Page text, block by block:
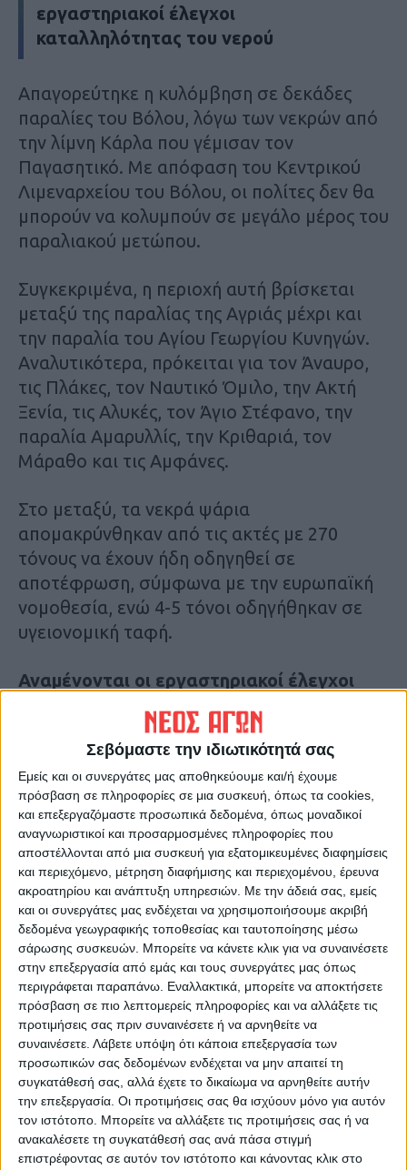
Σεβόμαστε την ιδιωτικότητά σας
Εμείς και οι συνεργάτες μας αποθηκεύουμε και/ή έχουμε
πρόσβαση σε πληροφορίες σε μια συσκευή, όπως τα cookies,
και επεξεργαζόμαστε προσωπικά δεδομένα, όπως μοναδικοί
αναγνωριστικοί και προσαρμοσμένες πληροφορίες που
αποστέλλονται από μια συσκευή για εξατομικευμένες διαφημίσεις
και περιεχόμενο, μέτρηση διαφήμισης και περιεχομένου, έρευνα
ακροατηρίου και ανάπτυξη υπηρεσιών. Με την άδειά σας, εμείς
και οι συνεργάτες μας ενδέχεται να χρησιμοποιήσουμε ακριβή
δεδομένα γεωγραφικής τοποθεσίας και ταυτοποίησης μέσω
σάρωσης συσκευών. Μπορείτε να κάνετε κλικ για να συναινέσετε
στην επεξεργασία από εμάς και τους συνεργάτες μας όπως
περιγράφεται παραπάνω. Εναλλακτικά, μπορείτε να αποκτήσετε
πρόσβαση σε πιο λεπτομερείς πληροφορίες και να αλλάξετε τις
προτιμήσεις σας πριν συναινέσετε ή να αρνηθείτε να
συναινέσετε. Λάβετε υπόψη ότι κάποια επεξεργασία των
προσωπικών σας δεδομένων ενδέχεται να μην απαιτεί τη
συγκατάθεσή σας, αλλά έχετε το δικαίωμα να αρνηθείτε αυτήν
την επεξεργασία. Οι προτιμήσεις σας θα ισχύουν μόνο για αυτόν
τον ιστότοπο. Μπορείτε να αλλάξετε τις προτιμήσεις σας ή να
ανακαλέσετε τη συγκατάθεσή σας ανά πάσα στιγμή
επιστρέφοντας σε αυτόν τον ιστότοπο και κάνοντας κλικ στο
εργαστηριακοί έλεγχοι
καταλληλότητας του νερού
Απαγορεύτηκε η κυλόμβηση σε δεκάδες
παραλίες του Βόλου, λόγω των νεκρών από
την λίμνη Κάρλα που γέμισαν τον
Παγασητικό. Με απόφαση του Κεντρικού
Λιμεναρχείου του Βόλου, οι πολίτες δεν θα
μπορούν να κολυμπούν σε μεγάλο μέρος του
παραλιακού μετώπου.
Συγκεκριμένα, η περιοχή αυτή βρίσκεται
μεταξύ της παραλίας της Αγριάς μέχρι και
την παραλία του Αγίου Γεωργίου Κυνηγών.
Αναλυτικότερα, πρόκειται για τον Άναυρο,
τις Πλάκες, τον Ναυτικό Όμιλο, την Ακτή
Ξενία, τις Αλυκές, τον Άγιο Στέφανο, την
παραλία Αμαρυλλίς, την Κριθαριά, τον
Μάραθο και τις Αμφάνες.
Στο μεταξύ, τα νεκρά ψάρια
απομακρύνθηκαν από τις ακτές με 270
τόνους να έχουν ήδη οδηγηθεί σε
αποτέφρωση, σύμφωνα με την ευρωπαϊκή
νομοθεσία, ενώ 4-5 τόνοι οδηγήθηκαν σε
υγειονομική ταφή.
Αναμένονται οι εργαστηριακοί έλεγχοι
Η απαγόρευση ισχύει έως ότου να βγουν τα
αποτελέσματα από τους εργαστηριακούς
ελέγχους καταλληλότητας του νερού και να
γίνει η κατάλληλη ενημέρωση από την
αρμόδια Διεύθυνση Υδάτων της
Αποκεντρωμένης Διοίκησης Θεσσαλίας.
Αναλυτικά η ανακοίνωση του Δήμου Βόλου
Ο Δήμος Βόλου, μέσω της Αντιδημαρχίας
Τουρισμού ενημερώνει ότι με Απόφαση του
Κεντρικού Λιμενάρχη Βόλου, που απέστειλε
στον Δήμο Βόλου με έγγραφο του,